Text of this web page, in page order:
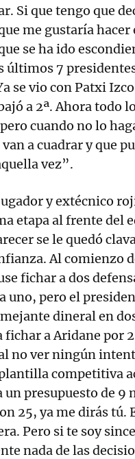
Si que tengo que
me gustaría hacer
se ha ido
últimos 7
se vio con Patxi
a 2ª. Ahora todo
cuando no lo
a cuadrar y que
vez”.
y extécnico
etapa al frente del
se le quedó
Al comienzo
fichar a dos
uno, pero el
dineral en
fichar a Aridane por
no ver ningún
competitiva
presupuesto de 9
25, ya me dirás tú.
Pero si te soy
nada de las